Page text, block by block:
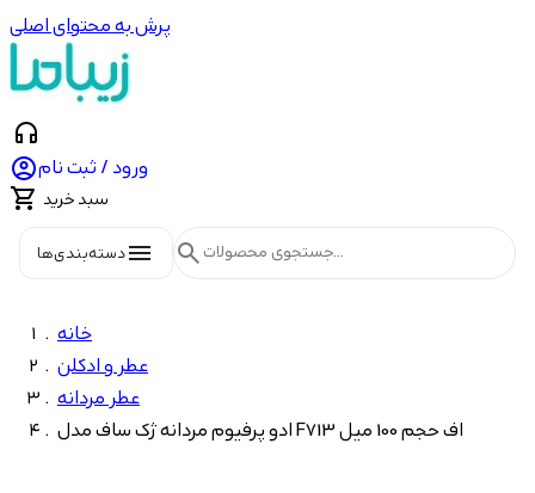
پرش به محتوای اصلی
headphones
ورود / ثبت نام
 سبد خرید
menuدسته‌بندی‌ها search
خانه
عطر و ادکلن
عطر مردانه
ادو پرفیوم مردانه ژک ساف مدل F713 اف حجم 100 میل